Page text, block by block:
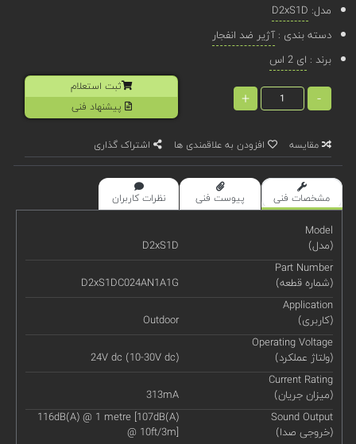
مدل: D2xS1D
دسته بندی :آژیر ضد انفجار
برند : ای 2 اس
-
+
ثبت استعلام
پیشنهاد فنی
مقایسه افزودن به علاقمندی ها اشتراک گذاری
مشخصات فنی پیوست فنی نظرات کاربران
Model
(مدل)
D2xS1D
Part Number
(شماره قطعه)
D2xS1DC024AN1A1G
Application
(کاربری)
Outdoor
Operating Voltage
(ولتاژ عملکرد)
24V dc (10-30V dc)
Current Rating
(میزان جریان)
313mA
Sound Output
(خروجی صدا)
116dB(A) @ 1 metre [107dB(A)
@ 10ft/3m]